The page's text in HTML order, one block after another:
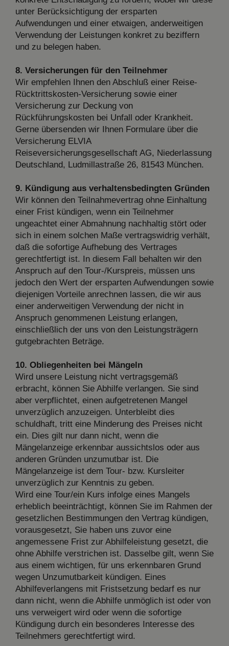
unter Berücksichtigung der ersparten
Aufwendungen und einer etwaigen, anderweitigen
Verwendung der Leistungen konkret zu beziffern
und zu belegen haben.
8. Versicherungen für den Teilnehmer
Wir empfehlen Ihnen den Abschluß einer Reise-
Rücktrittskosten-Versicherung sowie einer
Versicherung zur Deckung von
Rückführungskosten bei Unfall oder Krankheit.
Gerne übersenden wir Ihnen Formulare über die
Versicherung ELVIA
Reiseversicherungsgesellschaft AG, Niederlassung
Deutschland, Ludmillastraße 26, 81543 München.
9. Kündigung aus verhaltensbedingten Gründen
Wir können den Teilnahmevertrag ohne Einhaltung
einer Frist kündigen, wenn ein Teilnehmer
ungeachtet einer Abmahnung nachhaltig stört oder
sich in einem solchen Maße vertragswidrig verhält,
daß die sofortige Aufhebung des Vertrages
gerechtfertigt ist. In diesem Fall behalten wir den
Anspruch auf den Tour-/Kurspreis, müssen uns
jedoch den Wert der ersparten Aufwendungen sowie
diejenigen Vorteile anrechnen lassen, die wir aus
einer anderweitigen Verwendung der nicht in
Anspruch genommenen Leistung erlangen,
einschließlich der uns von den Leistungsträgern
gutgebrachten Beträge.
10. Obliegenheiten bei Mängeln
Wird unsere Leistung nicht vertragsgemäß
erbracht, können Sie Abhilfe verlangen. Sie sind
aber verpflichtet, einen aufgetretenen Mangel
unverzüglich anzuzeigen. Unterbleibt dies
schuldhaft, tritt eine Minderung des Preises nicht
ein. Dies gilt nur dann nicht, wenn die
Mängelanzeige erkennbar aussichtslos oder aus
anderen Gründen unzumutbar ist. Die
Mängelanzeige ist dem Tour- bzw. Kursleiter
unverzüglich zur Kenntnis zu geben.
Wird eine Tour/ein Kurs infolge eines Mangels
erheblich beeinträchtigt, können Sie im Rahmen der
gesetzlichen Bestimmungen den Vertrag kündigen,
vorausgesetzt, Sie haben uns zuvor eine
angemessene Frist zur Abhilfeleistung gesetzt, die
ohne Abhilfe verstrichen ist. Dasselbe gilt, wenn Sie
aus einem wichtigen, für uns erkennbaren Grund
wegen Unzumutbarkeit kündigen. Eines
Abhilfeverlangens mit Fristsetzung bedarf es nur
dann nicht, wenn die Abhilfe unmöglich ist oder von
uns verweigert wird oder wenn die sofortige
Kündigung durch ein besonderes Interesse des
Teilnehmers gerechtfertigt wird.